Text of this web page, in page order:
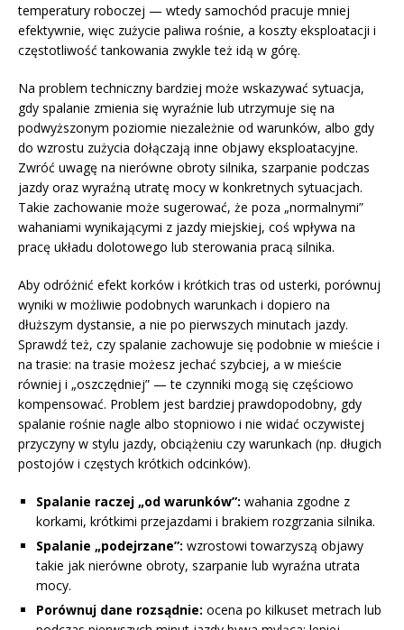
temperatury roboczej — wtedy samochód pracuje mniej
efektywnie, więc zużycie paliwa rośnie, a koszty eksploatacji i
częstotliwość tankowania zwykle też idą w górę.
Na problem techniczny bardziej może wskazywać sytuacja,
gdy spalanie zmienia się wyraźnie lub utrzymuje się na
podwyższonym poziomie niezależnie od warunków, albo gdy
do wzrostu zużycia dołączają inne objawy eksploatacyjne.
Zwróć uwagę na nierówne obroty silnika, szarpanie podczas
jazdy oraz wyraźną utratę mocy w konkretnych sytuacjach.
Takie zachowanie może sugerować, że poza „normalnymi”
wahaniami wynikającymi z jazdy miejskiej, coś wpływa na
pracę układu dolotowego lub sterowania pracą silnika.
Aby odróżnić efekt korków i krótkich tras od usterki, porównuj
wyniki w możliwie podobnych warunkach i dopiero na
dłuższym dystansie, a nie po pierwszych minutach jazdy.
Sprawdź też, czy spalanie zachowuje się podobnie w mieście i
na trasie: na trasie możesz jechać szybciej, a w mieście
równiej i „oszczędniej” — te czynniki mogą się częściowo
kompensować. Problem jest bardziej prawdopodobny, gdy
spalanie rośnie nagle albo stopniowo i nie widać oczywistej
przyczyny w stylu jazdy, obciążeniu czy warunkach (np. długich
postojów i częstych krótkich odcinków).
Spalanie raczej „od warunków”: wahania zgodne z
korkami, krótkimi przejazdami i brakiem rozgrzania silnika.
Spalanie „podejrzane”: wzrostowi towarzyszą objawy
takie jak nierówne obroty, szarpanie lub wyraźna utrata
mocy.
Porównuj dane rozsądnie: ocena po kilkuset metrach lub